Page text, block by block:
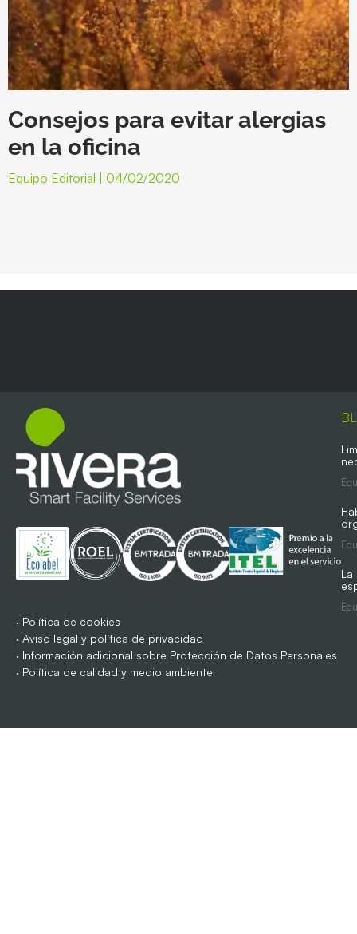
Consejos para evitar alergias
en la oficina
Equipo Editorial 04/02/2020
· Política de cookies
· Aviso legal y política de privacidad
· Información adicional sobre Protección de Datos Personales
· Política de calidad y medio ambiente